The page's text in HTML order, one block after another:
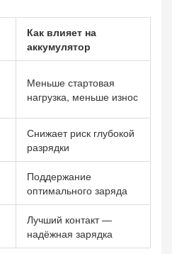
Как влияет на
аккумулятор
Меньше стартовая
нагрузка, меньше износ
Снижает риск глубокой
разрядки
Поддержание
оптимального заряда
Лучший контакт —
надёжная зарядка